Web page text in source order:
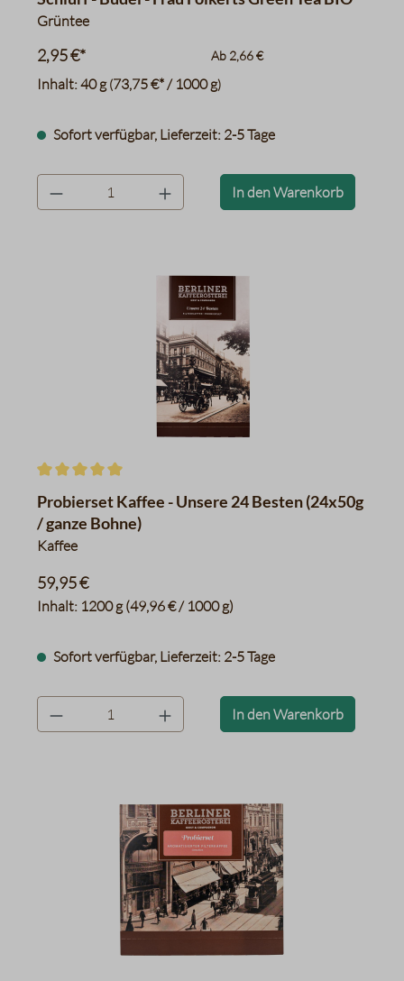
Grüntee
Inhalt:40 g(73,75 €* / 1000 g)
2,95 €* Ab 2,66 €
Sofort verfügbar, Lieferzeit: 2-5 Tage
product.quantityLabel In den Warenkorb
Durchschnittliche Bewertung von 5 von 5 Sternen
Probierset Kaffee - Unsere 24 Besten (24x50g
/ ganze Bohne)
Kaffee
Inhalt: 1200 g(49,96 € / 1000 g)
59,95 €
Sofort verfügbar, Lieferzeit: 2-5 Tage
product.quantityLabel In den Warenkorb